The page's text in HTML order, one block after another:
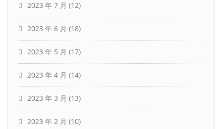
2023 年 7 月 (12)
2023 年 6 月 (18)
2023 年 5 月 (17)
2023 年 4 月 (14)
2023 年 3 月 (13)
2023 年 2 月 (10)